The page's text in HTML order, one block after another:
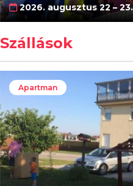
2026. augusztus 22 – 23.
Szállások
Apartman